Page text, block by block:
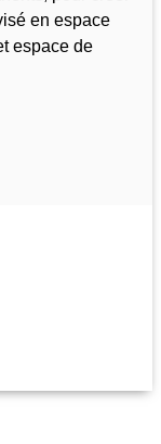
en espace
espace de